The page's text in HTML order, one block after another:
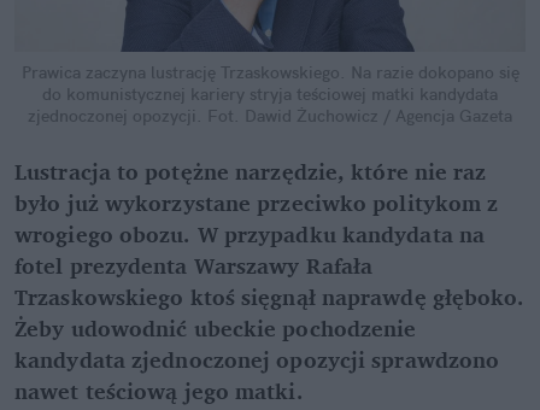
Prawica zaczyna lustrację Trzaskowskiego. Na razie dokopano się
do komunistycznej kariery stryja teściowej matki kandydata
zjednoczonej opozycji. Fot. Dawid Żuchowicz / Agencja Gazeta
Lustracja to potężne narzędzie, które nie raz
było już wykorzystane przeciwko politykom z
wrogiego obozu. W przypadku kandydata na
fotel prezydenta Warszawy Rafała
Trzaskowskiego ktoś sięgnął naprawdę głęboko.
Żeby udowodnić ubeckie pochodzenie
kandydata zjednoczonej opozycji sprawdzono
nawet teściową jego matki.